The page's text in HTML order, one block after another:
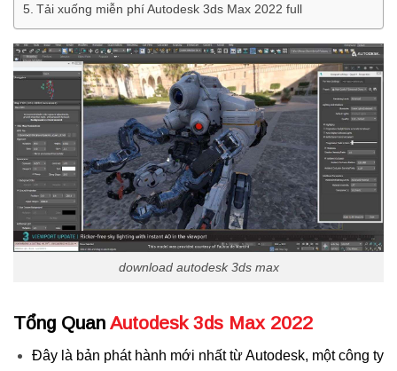
Tải xuống miễn phí Autodesk 3ds Max 2022 full
download autodesk 3ds max
Tổng Quan Autodesk 3ds Max 2022
Đây là bản phát hành mới nhất từ ​​Autodesk, một công ty